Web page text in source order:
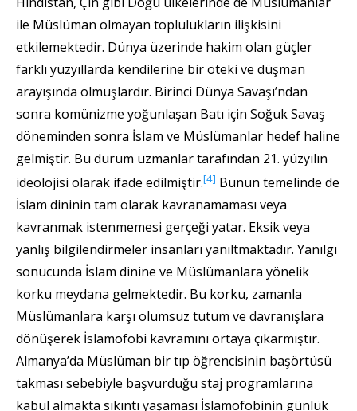
ile Müslüman olmayan toplulukların ilişkisini
etkilemektedir. Dünya üzerinde hakim olan güçler
farklı yüzyıllarda kendilerine bir öteki ve düşman
arayışında olmuşlardır. Birinci Dünya Savaşı’ndan
sonra komünizme yoğunlaşan Batı için Soğuk Savaş
döneminden sonra İslam ve Müslümanlar hedef haline
gelmiştir. Bu durum uzmanlar tarafından 21. yüzyılın
ideolojisi olarak ifade edilmiştir.[4] Bunun temelinde de
İslam dininin tam olarak kavranamaması veya
kavranmak istenmemesi gerçeği yatar. Eksik veya
yanlış bilgilendirmeler insanları yanıltmaktadır. Yanılgı
sonucunda İslam dinine ve Müslümanlara yönelik
korku meydana gelmektedir. Bu korku, zamanla
Müslümanlara karşı olumsuz tutum ve davranışlara
dönüşerek İslamofobi kavramını ortaya çıkarmıştır.
Almanya’da Müslüman bir tıp öğrencisinin başörtüsü
takması sebebiyle başvurduğu staj programlarına
kabul almakta sıkıntı yaşaması İslamofobinin günlük